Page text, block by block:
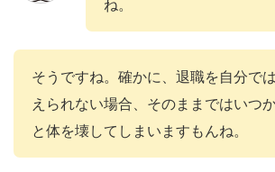
ね。
そうですね。確かに、退職を自分で
えられない場合、そのままではいつ
と体を壊してしまいますもんね。